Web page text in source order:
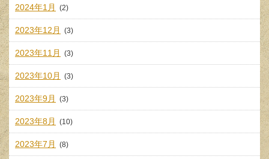
2024年1月 (2)
2023年12月 (3)
2023年11月 (3)
2023年10月 (3)
2023年9月 (3)
2023年8月 (10)
2023年7月 (8)